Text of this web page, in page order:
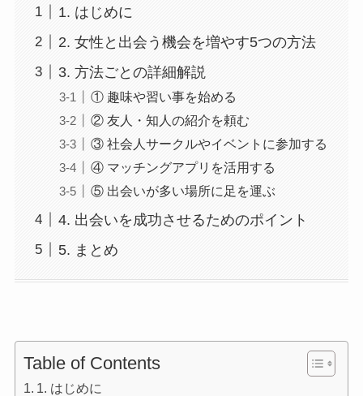
1. はじめに
2. 女性と出会う機会を増やす5つの方法
3. 方法ごとの詳細解説
① 趣味や習い事を始める
② 友人・知人の紹介を頼む
③ 社会人サークルやイベントに参加する
④ マッチングアプリを活用する
⑤ 出会いが多い場所に足を運ぶ
4. 出会いを成功させるためのポイント
5. まとめ
Table of Contents
1. はじめに